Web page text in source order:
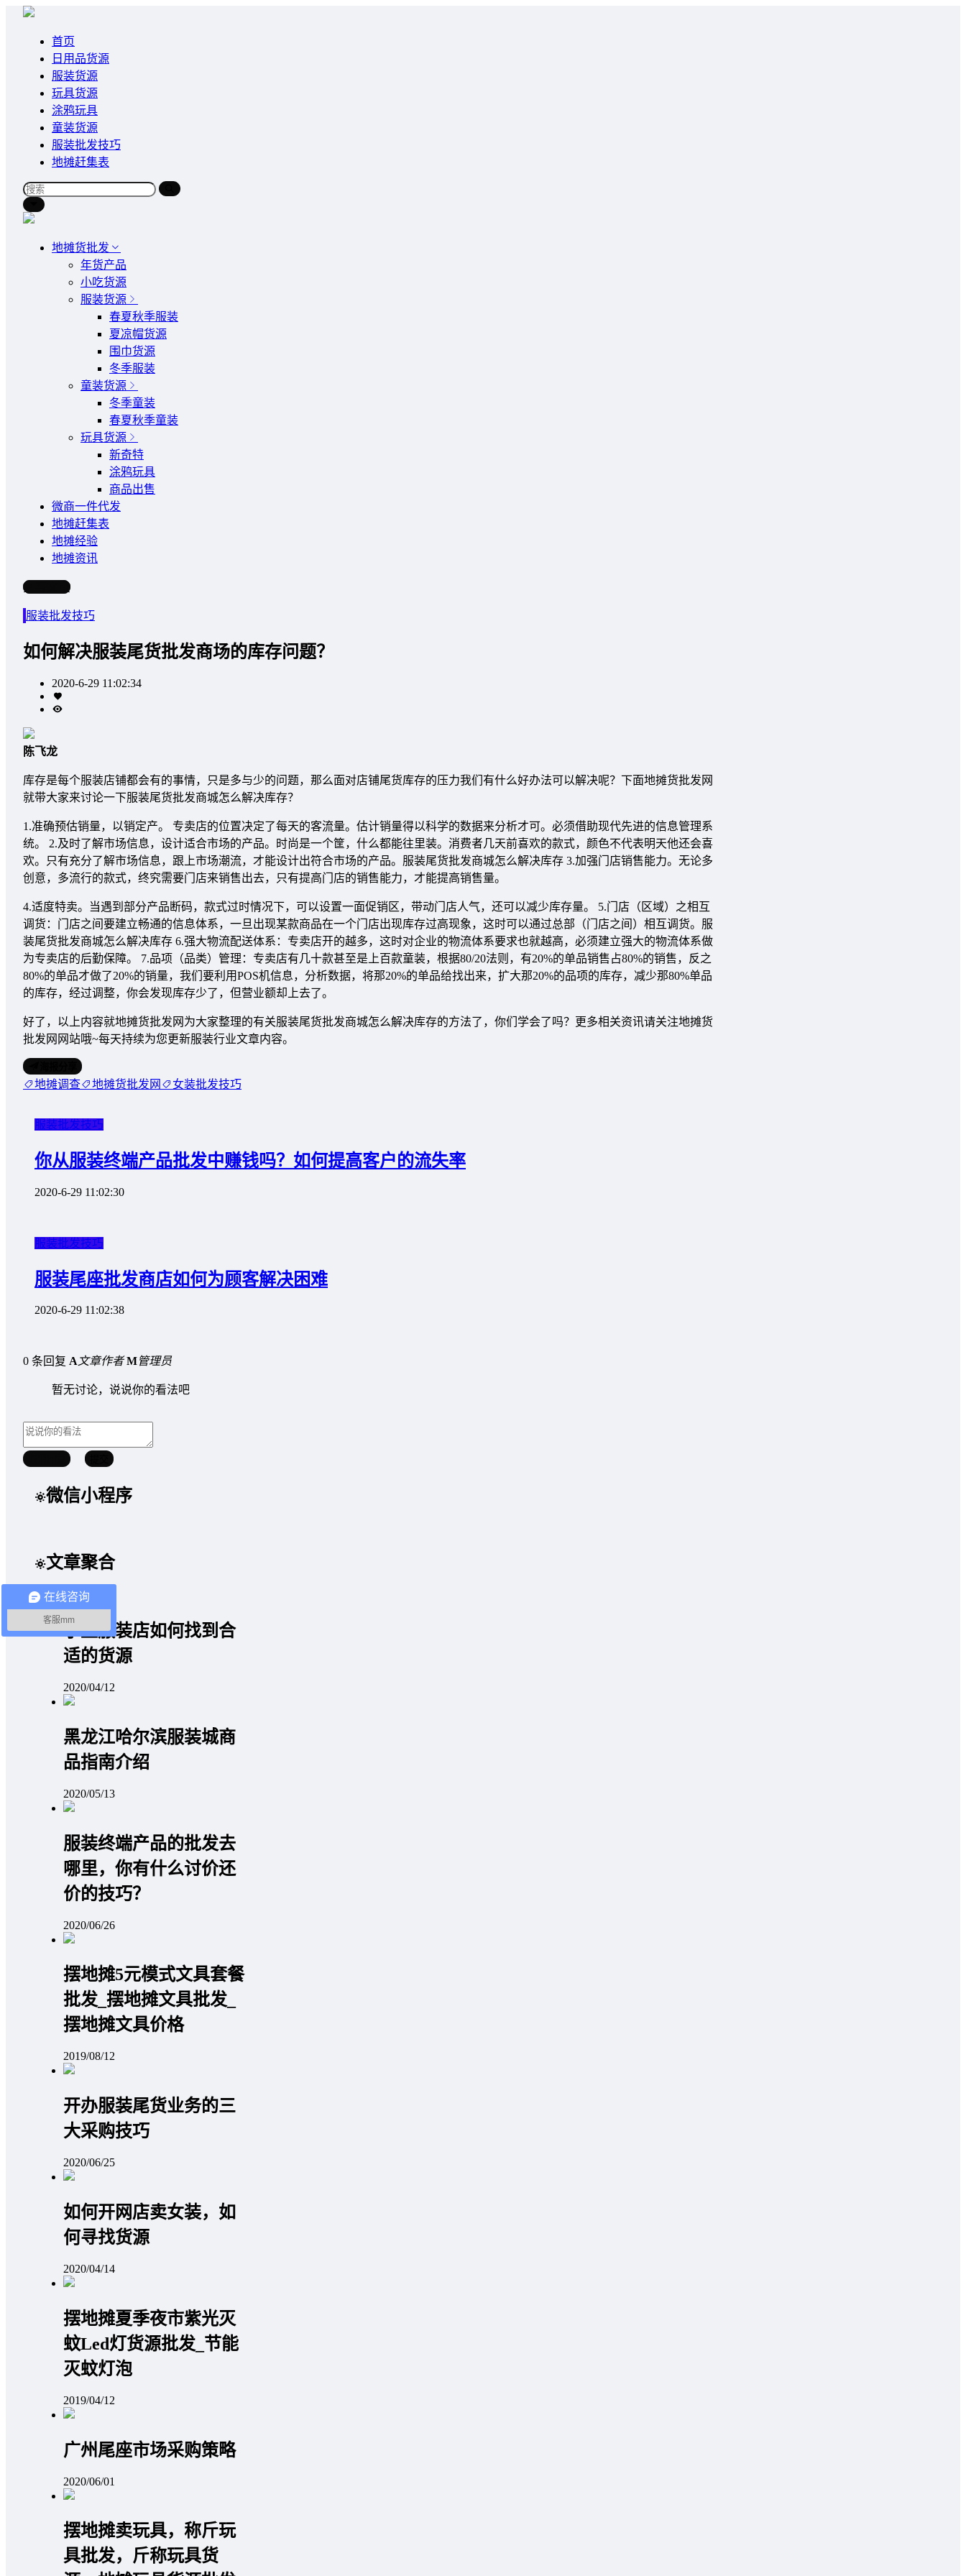
首页
日用品货源
服装货源
玩具货源
涂鸦玩具
童装货源
服装批发技巧
地摊赶集表
地摊货批发
年货产品
小吃货源
服装货源
春夏秋季服装
夏凉帽货源
围巾货源
冬季服装
童装货源
冬季童装
春夏秋季童装
玩具货源
新奇特
涂鸦玩具
商品出售
微商一件代发
地摊赶集表
地摊经验
地摊资讯
写文章
服装批发技巧
如何解决服装尾货批发商场的库存问题？
2020-6-29 11:02:34
陈飞龙
库存是每个服装店铺都会有的事情，只是多与少的问题，那么面对店铺尾货库存的压力我们有什么好办法可以解决呢？下面地摊货批发网
就带大家来讨论一下服装尾货批发商城怎么解决库存？
1.准确预估销量，以销定产。 专卖店的位置决定了每天的客流量。估计销量得以科学的数据来分析才可。必须借助现代先进的信息管理系
统。 2.及时了解市场信息，设计适合市场的产品。时尚是一个筐，什么都能往里装。消费者几天前喜欢的款式，颜色不代表明天他还会喜
欢。只有充分了解市场信息，跟上市场潮流，才能设计出符合市场的产品。服装尾货批发商城怎么解决库存 3.加强门店销售能力。无论多
创意，多流行的款式，终究需要门店来销售出去，只有提高门店的销售能力，才能提高销售量。
4.适度特卖。当遇到部分产品断码，款式过时情况下，可以设置一面促销区，带动门店人气，还可以减少库存量。 5.门店（区域）之相互
调货：门店之间要建立畅通的信息体系，一旦出现某款商品在一个门店出现库存过高现象，这时可以通过总部（门店之间）相互调货。服
装尾货批发商城怎么解决库存 6.强大物流配送体系：专卖店开的越多，这时对企业的物流体系要求也就越高，必须建立强大的物流体系做
为专卖店的后勤保障。 7.品项（品类）管理：专卖店有几十款甚至是上百款童装，根据80/20法则，有20%的单品销售占80%的销售，反之
80%的单品才做了20%的销量，我们要利用POS机信息，分析数据，将那20%的单品给找出来，扩大那20%的品项的库存，减少那80%单品
的库存，经过调整，你会发现库存少了，但营业额却上去了。
好了，以上内容就地摊货批发网为大家整理的有关服装尾货批发商城怎么解决库存的方法了，你们学会了吗？更多相关资讯请关注地摊货
批发网网站哦~每天持续为您更新服装行业文章内容。
地摊调查 地摊货批发网 女装批发技巧
服装批发技巧
你从服装终端产品批发中赚钱吗？如何提高客户的流失率
2020-6-29 11:02:30
服装批发技巧
服装尾座批发商店如何为顾客解决困难
2020-6-29 11:02:38
0 条回复 A文章作者 M管理员
暂无讨论，说说你的看法吧
微信小程序
文章聚合
小型服装店如何找到合
适的货源
2020/04/12
黑龙江哈尔滨服装城商
品指南介绍
2020/05/13
服装终端产品的批发去
哪里，你有什么讨价还
价的技巧？
2020/06/26
摆地摊5元模式文具套餐
批发_摆地摊文具批发_
摆地摊文具价格
2019/08/12
开办服装尾货业务的三
大采购技巧
2020/06/25
如何开网店卖女装，如
何寻找货源
2020/04/14
摆地摊夏季夜市紫光灭
蚊Led灯货源批发_节能
灭蚊灯泡
2019/04/12
广州尾座市场采购策略
2020/06/01
摆地摊卖玩具，称斤玩
具批发，斤称玩具货
在线咨询
客服mm